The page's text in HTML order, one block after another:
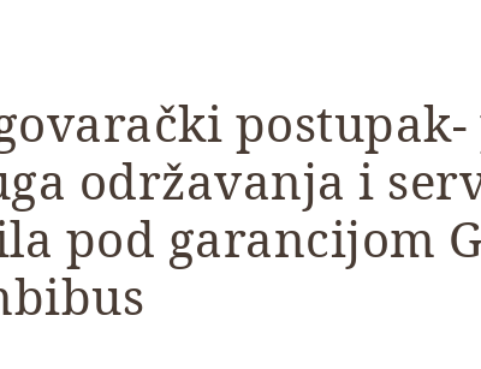
održavanja i
pod garancijom